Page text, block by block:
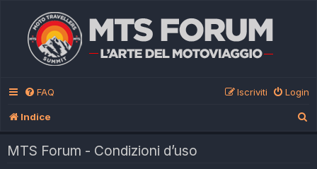
FAQ Login
Iscriviti
Indice
MTS Forum - Condizioni d’uso